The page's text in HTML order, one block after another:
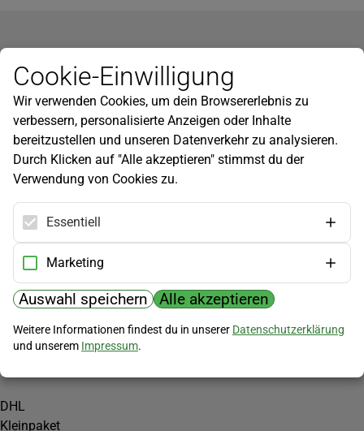
Newsletter
Infos zu neuen Produkten, Gartentipps und mehr findest du in
unserem Newsletter!
Jetzt anmelden
Hilfe
Kundenservice
Widerrufsbelehrung
Versandkosten
Zahlungsmöglichkeiten
PayPal
Vorkasse
Versand
DHL
Kleinpaket
Cookie-Einwilligung
Wir verwenden Cookies, um dein Browsererlebnis zu
verbessern, personalisierte Anzeigen oder Inhalte
bereitzustellen und unseren Datenverkehr zu analysieren.
Durch Klicken auf "Alle akzeptieren" stimmst du der
Verwendung von Cookies zu.
Essentiell
Marketing
Auswahl speichern Alle akzeptieren
Weitere Informationen findest du in unserer Datenschutzerklärung
und unserem Impressum.